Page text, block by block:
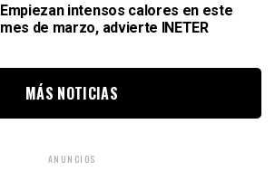
Empiezan intensos calores en este
mes de marzo, advierte INETER
MÁS NOTICIAS
ANUNCIOS